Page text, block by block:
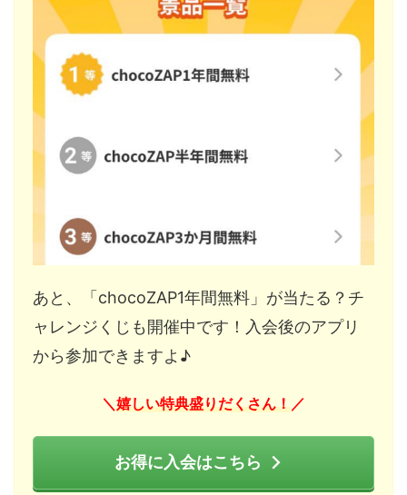
あと、「chocoZAP1年間無料」が当たる？チ
ャレンジくじも開催中です！入会後のアプリ
から参加できますよ♪
＼ 嬉しい特典盛りだくさん！ ／
お得に入会はこちら